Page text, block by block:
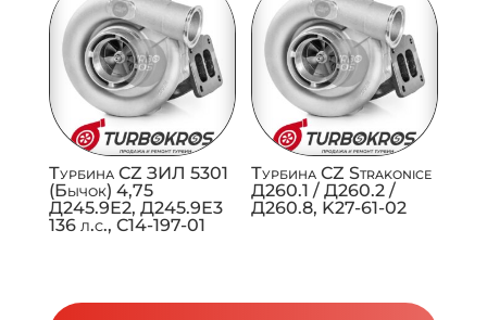
Турбина CZ ЗИЛ 5301
(Бычок) 4,75
Д245.9Е2, Д245.9Е3
136 л.с., C14-197-01
Турбина CZ Strakonice
Д260.1 / Д260.2 /
Д260.8, K27-61-02